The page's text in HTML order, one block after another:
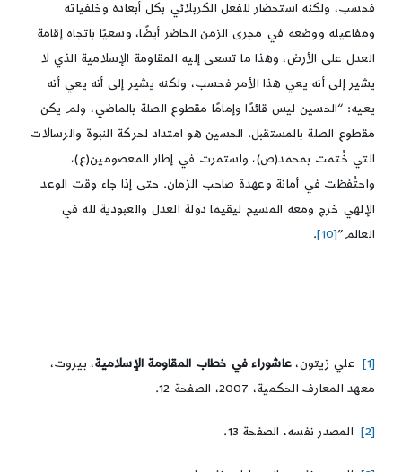
فحسب، ولكنه استحضار للفعل الكربلائي بكل أبعاده وخلفياته
ومفاعيله ووضعه في مجرى الزمن الحاضر أيضًا، وسعيًا باتجاه إقامة
العدل على الأرض، وهذا ما تسعى إليه المقاومة الإسلامية الذي لا
يشير إلى أنه يعي هذا الأمر فحسب، ولكنه يشير إلى أنه يعي أنه
يعيه: “الحسين ليس قائدًا وإمامًا مقطوع الصلة بالماضي، ولم يكن
مقطوع الصلة بالمستقبل. الحسين هو امتداد لحركة النبوة والرسالات
التي خُتمت بمحمد(ص)، واستمرت في إطار المعصومين(ع)،
واحتُفظت في أمانة وعهدة صاحب الزمان. حتى إذا جاء وقت الوعد
الإلهي خرج ومعه المسيح ليقيما دولة العدل والعبودية لله في
العالم”[10]
.
[1] علي زيتون، عاشوراء في خطاب المقاومة الإسلامية، بيروت،
معهد المعارف الحكمية، 2007، الصفحة 12.
[2] المصدر نفسه، الصفحة 13.